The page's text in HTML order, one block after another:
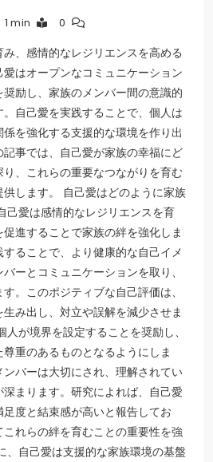
1 min 0
、感情的なレジリエンスを高める
はオープンなコミュニケーション
励し、家族のメンバー間の意識的
自己愛を実践することで、個人は
を強化する支援的な環境を作り出
事では、自己愛が家族の幸福にど
、これらの重要なつながりを育む
します。 自己愛はどのように家族
己愛は感情的なレジリエンスを育
進することで家族の絆を強化しま
ることで、より健康的な自己イメ
ーとコミュニケーションを取り、
。このポジティブな自己評価は、
み出し、対立や誤解を減少させま
が境界を設定することを奨励し、
重のあるものとなるようにしま
バーは大切にされ、理解されてい
まります。研究によれば、自己愛
度と結束感が高いと報告してお
れらの絆を育むことの重要性を強
、自己愛は支援的な家族環境の基盤